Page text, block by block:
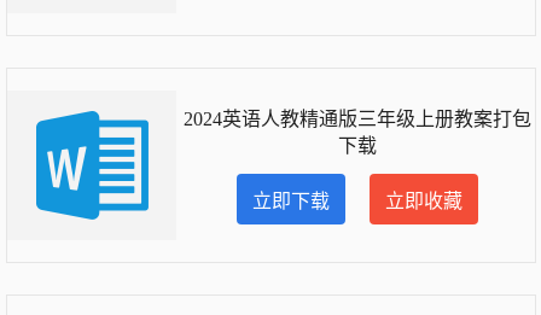
2024英语人教精通版三年级上册教案打包
下载
立即下载 立即收藏